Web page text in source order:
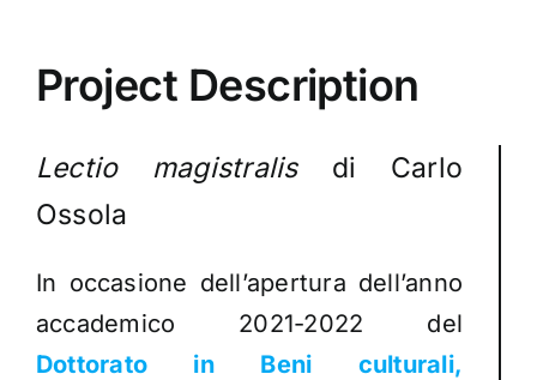
Project Description
Lectio magistralis di Carlo
Ossola
In occasione dell’apertura dell’anno
accademico 2021-2022 del
Dottorato in Beni culturali,